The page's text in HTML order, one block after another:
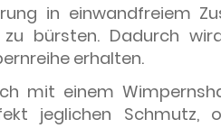
in einwandfreiem
bürsten. Dadurch
erhalten.
mit einem
jeglichen Schmutz,